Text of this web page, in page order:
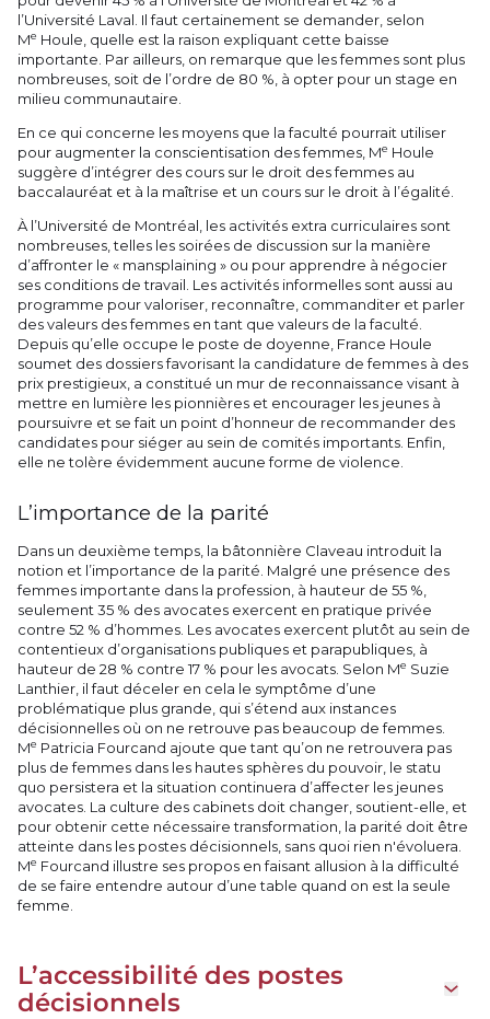
l’Université Laval. Il faut certainement se demander, selon
Me Houle, quelle est la raison expliquant cette baisse
importante. Par ailleurs, on remarque que les femmes sont plus
nombreuses, soit de l’ordre de 80 %, à opter pour un stage en
milieu communautaire.
En ce qui concerne les moyens que la faculté pourrait utiliser
pour augmenter la conscientisation des femmes, Me Houle
suggère d’intégrer des cours sur le droit des femmes au
baccalauréat et à la maîtrise et un cours sur le droit à l’égalité.
À l’Université de Montréal, les activités extra curriculaires sont
nombreuses, telles les soirées de discussion sur la manière
d’affronter le « mansplaining » ou pour apprendre à négocier
ses conditions de travail. Les activités informelles sont aussi au
programme pour valoriser, reconnaître, commanditer et parler
des valeurs des femmes en tant que valeurs de la faculté.
Depuis qu’elle occupe le poste de doyenne, France Houle
soumet des dossiers favorisant la candidature de femmes à des
prix prestigieux, a constitué un mur de reconnaissance visant à
mettre en lumière les pionnières et encourager les jeunes à
poursuivre et se fait un point d’honneur de recommander des
candidates pour siéger au sein de comités importants. Enfin,
elle ne tolère évidemment aucune forme de violence.
L’importance de la parité
Dans un deuxième temps, la bâtonnière Claveau introduit la
notion et l’importance de la parité. Malgré une présence des
femmes importante dans la profession, à hauteur de 55 %,
seulement 35 % des avocates exercent en pratique privée
contre 52 % d’hommes. Les avocates exercent plutôt au sein de
contentieux d’organisations publiques et parapubliques, à
hauteur de 28 % contre 17 % pour les avocats. Selon Me Suzie
Lanthier, il faut déceler en cela le symptôme d’une
problématique plus grande, qui s’étend aux instances
décisionnelles où on ne retrouve pas beaucoup de femmes.
Me Patricia Fourcand ajoute que tant qu’on ne retrouvera pas
plus de femmes dans les hautes sphères du pouvoir, le statu
quo persistera et la situation continuera d’affecter les jeunes
avocates. La culture des cabinets doit changer, soutient-elle, et
pour obtenir cette nécessaire transformation, la parité doit être
atteinte dans les postes décisionnels, sans quoi rien n'évoluera.
Me Fourcand illustre ses propos en faisant allusion à la difficulté
de se faire entendre autour d’une table quand on est la seule
femme.
L’accessibilité des postes
décisionnels
Ouvrir